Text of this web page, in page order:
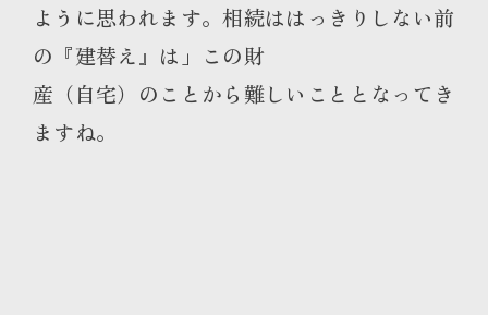
ように思われます。相続ははっきりしない前
の『建替え』は」この財
産（自宅）のことから難しいこととなってき
ますね。